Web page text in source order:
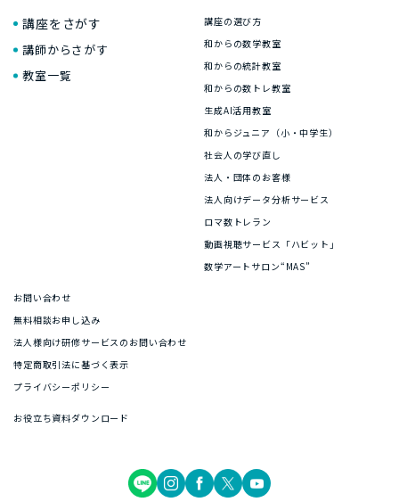
講座をさがす
講師からさがす
教室一覧
講座の選び方
和からの数学教室
和からの統計教室
和からの数トレ教室
生成AI活用教室
和からジュニア（小・中学生）
社会人の学び直し
法人・団体のお客様
法人向けデータ分析サービス
ロマ数トレラン
動画視聴サービス「ハビット」
数学アートサロン“MAS”
お問い合わせ
無料相談お申し込み
法人様向け研修サービスのお問い合わせ
特定商取引法に基づく表示
プライバシーポリシー
お役立ち資料ダウンロード